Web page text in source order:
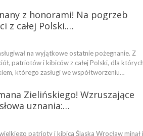
z honorami! Na pogrzeb
z całej Polski.…
na wyjątkowe ostatnie pożegnanie. Z
patriotów i kibiców z całej Polski, dla
którego zasługi we współtworzeniu…
Zielińskiego! Wzruszające
uznania:…
patrioty i kibica Śląska Wrocław minął